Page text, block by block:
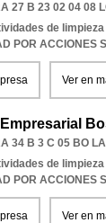
27 B 23 02 04 08
de
POR ACCIONES
Ver en
34 B 3 C 05 BO
de
POR ACCIONES
Ver en